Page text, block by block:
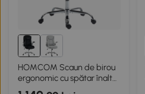
HOMCOM Scaun de birou
ergonomic cu spătar înalt
brațe rabatabile șezut cu